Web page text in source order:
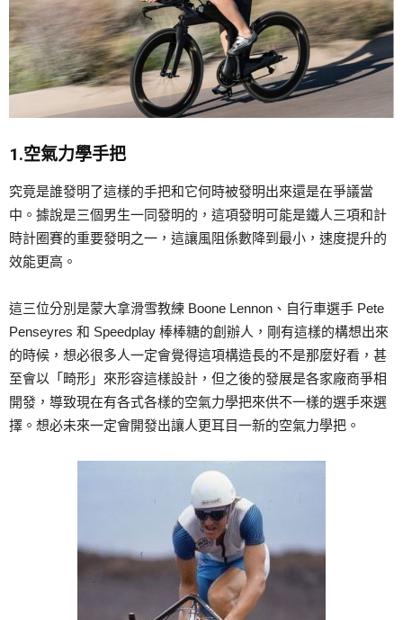
1.空氣力學手把
究竟是誰發明了這樣的手把和它何時被發明出來還是在爭議當
中。據說是三個男生一同發明的，這項發明可能是鐵人三項和計
時計圈賽的重要發明之一，這讓風阻係數降到最小，速度提升的
效能更高。
這三位分別是蒙大拿滑雪教練 Boone Lennon、自行車選手 Pete
Penseyres 和 Speedplay 棒棒糖的創辦人，剛有這樣的構想出來
的時候，想必很多人一定會覺得這項構造長的不是那麼好看，甚
至會以「畸形」來形容這樣設計，但之後的發展是各家廠商爭相
開發，導致現在有各式各樣的空氣力學把來供不一樣的選手來選
擇。想必未來一定會開發出讓人更耳目一新的空氣力學把。